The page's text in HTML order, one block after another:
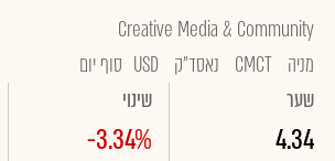
Creative Media & Community
מניה CMCT נאסד"ק USD סוף יום
שער
4.34
שינוי
-3.34%